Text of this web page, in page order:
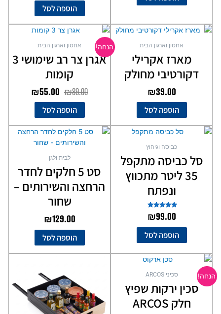
הוספה לסל
אחסון וארגון הבית
מארז אקרילי
דקורטיבי מחולק
₪39.00
הוספה לסל
הנחה! אחסון וארגון הבית
אגרן צר רב שימושי 3
קומות
₪89.00
המחיר
המקורי
₪89.00.
₪55.00
הוא:
₪55.00.
הוספה לסל
כביסה וגיהוץ
סל כביסה מתקפל
35 ליטר מתכווץ
ונפתח
דורג
5.00
₪99.00
הוספה לסל
לבית ולגן
סט 5 חלקים לחדר
הרחצה והשירותים –
שחור
₪129.00
הוספה לסל
הנחה! סכיני ARCOS
סכין ירקות שפיץ
חלק ARCOS
המחיר
המקורי
₪19.90.
₪14.90.
מספר